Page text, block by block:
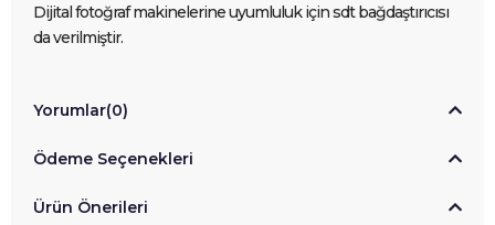
Dijital fotoğraf makinelerine uyumluluk için sdt bağdaştırıcısı
da verilmiştir.
Yorumlar(0)
Ödeme Seçenekleri
Ürün Önerileri